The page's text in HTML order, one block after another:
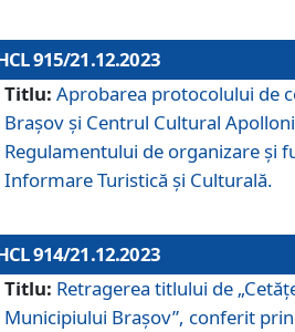
915/21.12.2023
Titlu: Aprobarea protocolului de
Brașov și Centrul Cultural
Regulamentului de organizare și
Informare Turistică și Culturală.
914/21.12.2023
Titlu: Retragerea titlului de
Municipiului Brașov”, conferit